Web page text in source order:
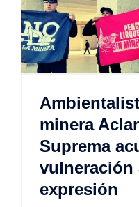
minera
Suprema
vulneración
expresión